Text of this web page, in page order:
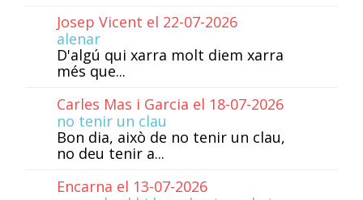
Josep Vicent el 22-07-2026
alenar
D'algú qui xarra molt diem xarra
més que...
Carles Mas i Garcia el 18-07-2026
no tenir un clau
Bon dia, això de no tenir un clau,
no deu tenir a...
Encarna el 13-07-2026